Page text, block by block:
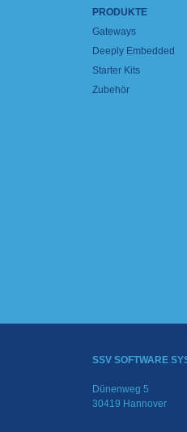
PRODUKTE
Gateways
Deeply Embedded
Starter Kits
Zubehör
SSV SOFTWARE
Dünenweg 5
30419 Hannover